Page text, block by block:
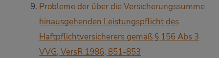
Probleme der über die Versicherungssumme
hinausgehenden Leistungspflicht des
Haftpflichtversicherers gemäß § 156 Abs 3
VVG, VersR 1986, 851-853